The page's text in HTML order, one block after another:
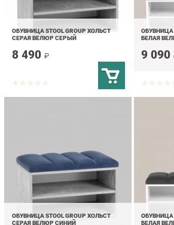
8 490₽ 9 090₽
ОБУВНИЦА STOOL GROUP ХОЛЬСТ
СЕРАЯ ВЕЛЮР СИНИЙ
8 490 ₽
БЕЛАЯ
9 090